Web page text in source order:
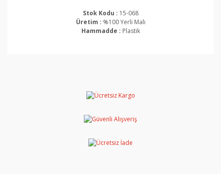
Stok Kodu : 15-068
Üretim : %100 Yerli Malı
Hammadde : Plastik
Yorum Yaz
Ürün açıklamasında eksik bilgiler bulunuyor.